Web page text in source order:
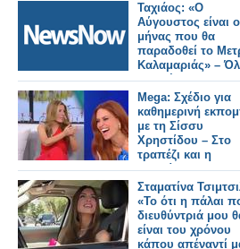
Ταχιάος: «Ο
Αύγουστος είναι ο
μήνας που θα
παραδοθεί το
Καλαμαριάς» –
το σχέδιο για τις
επεκτάσεις στη
δυτική
Mega: Σχέδιο για
καθημερινή
με τη Σίσσυ
Χρηστίδου – Στο
τραπέζι και η
μετακίνηση της
Αναστασίας
Σταματίνα
«Το ότι η πάλαι
διευθύντριά μου
είναι του χρόνου
κάπου απέναντί